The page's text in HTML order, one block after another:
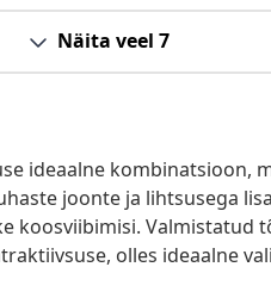
Näita veel 7
ideaalne kombinatsioon,
joonte ja lihtsusega
koosviibimisi. Valmistatud
olles ideaalne